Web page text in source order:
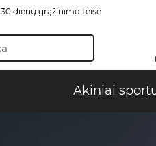
30 dienų grąžinimo teisė
Akiniai